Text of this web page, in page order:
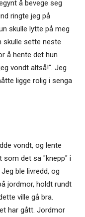
å bevege seg
ringte jeg på
skulle lytte på meg
skulle sette neste
å hente det hun
vondt altså!". Jeg
ligge rolig i senga
vondt, og lente
som det sa "knepp" i
ble livredd, og
jordmor, holdt rundt
ville gå bra.
har gått. Jordmor